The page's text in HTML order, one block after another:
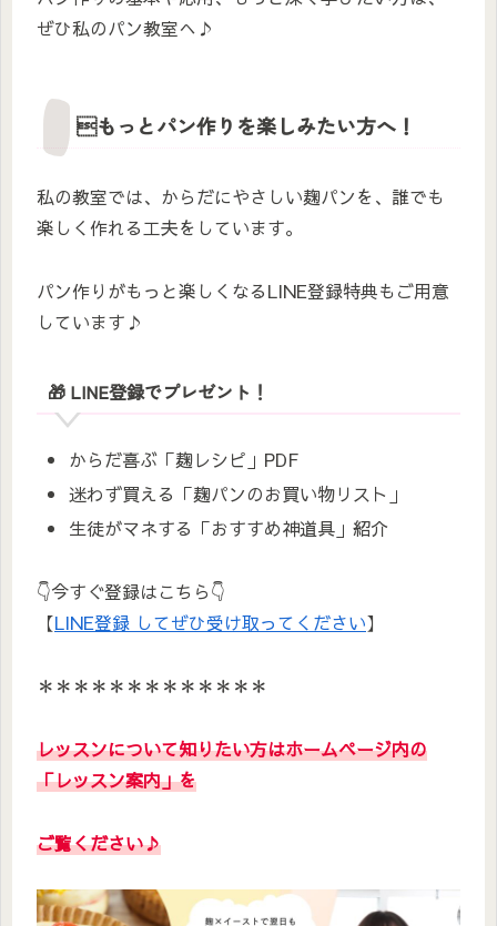
ぜひ私のパン教室へ♪
もっとパン作りを楽しみたい方へ！
私の教室では、からだにやさしい麹パンを、誰でも
楽しく作れる工夫をしています。
パン作りがもっと楽しくなるLINE登録特典もご用意
しています♪
🎁 LINE登録でプレゼント！
からだ喜ぶ「麹レシピ」PDF
迷わず買える「麹パンのお買い物リスト」
生徒がマネする「おすすめ神道具」紹介
👇今すぐ登録はこちら👇
【LINE登録 してぜひ受け取ってください】
＊＊＊＊＊＊＊＊＊＊＊＊＊
レッスンについて知りたい方はホームページ内の
「レッスン案内」を
ご覧ください♪